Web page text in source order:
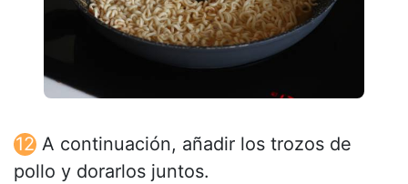
A continuación, añadir los trozos de
pollo y dorarlos juntos.